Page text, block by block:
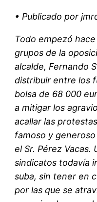
• Publicado por
Todo empezó
grupos de la
alcalde, Fernando
distribuir entre los
bolsa de 68 000
a mitigar los
acallar las
famoso y
el Sr. Pérez Vacas.
sindicatos todavía
suba, sin tener en
por las que se